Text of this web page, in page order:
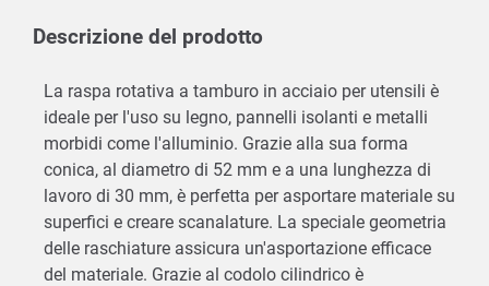
Descrizione del prodotto
La raspa rotativa a tamburo in acciaio per utensili è
ideale per l'uso su legno, pannelli isolanti e metalli
morbidi come l'alluminio. Grazie alla sua forma
conica, al diametro di 52 mm e a una lunghezza di
lavoro di 30 mm, è perfetta per asportare materiale su
superfici e creare scanalature. La speciale geometria
delle raschiature assicura un'asportazione efficace
del materiale. Grazie al codolo cilindrico è